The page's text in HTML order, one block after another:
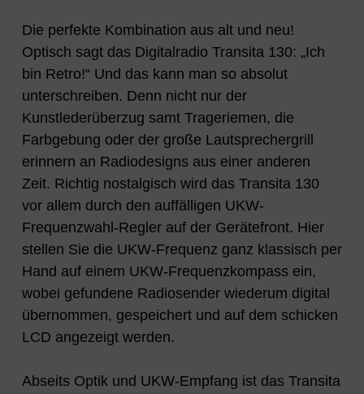
Die perfekte Kombination aus alt und neu!
Optisch sagt das Digitalradio Transita 130: „Ich
bin Retro!“ Und das kann man so absolut
unterschreiben. Denn nicht nur der
Kunstlederüberzug samt Trageriemen, die
Farbgebung oder der große Lautsprechergrill
erinnern an Radiodesigns aus einer anderen
Zeit. Richtig nostalgisch wird das Transita 130
vor allem durch den auffälligen UKW-
Frequenzwahl-Regler auf der Gerätefront. Hier
stellen Sie die UKW-Frequenz ganz klassisch per
Hand auf einem UKW-Frequenzkompass ein,
wobei gefundene Radiosender wiederum digital
übernommen, gespeichert und auf dem schicken
LCD angezeigt werden.
Abseits Optik und UKW-Empfang ist das Transita